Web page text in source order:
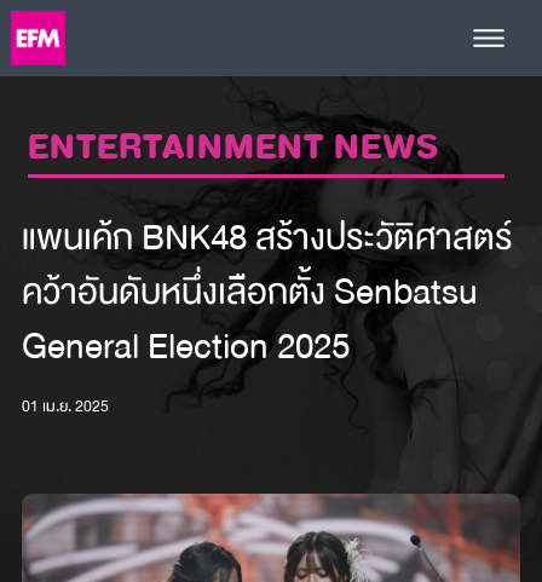
ENTERTAINMENT NEWS
แพนเค้ก BNK48 สร้างประวัติศาสตร์
คว้าอันดับหนึ่งเลือกตั้ง Senbatsu
General Election 2025
01 เม.ย. 2025